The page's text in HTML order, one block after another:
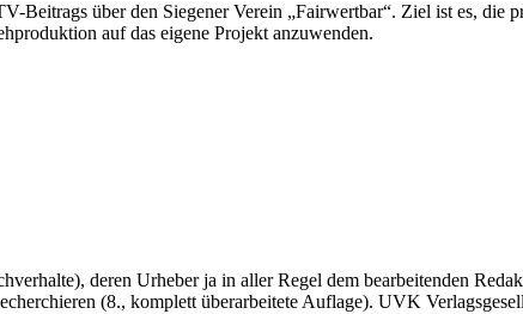
über den Siegener Verein „Fairwertbar“. Ziel ist es, die
auf das eigene Projekt anzuwenden.
deren Urheber ja in aller Regel dem bearbeitenden
(8., komplett überarbeitete Auflage). UVK